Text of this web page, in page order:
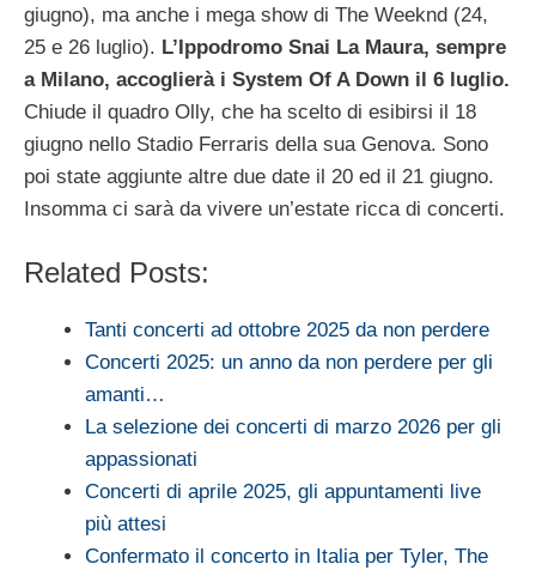
giugno), ma anche i mega show di The Weeknd (24,
25 e 26 luglio). L’Ippodromo Snai La Maura, sempre
a Milano, accoglierà i System Of A Down il 6 luglio.
Chiude il quadro Olly, che ha scelto di esibirsi il 18
giugno nello Stadio Ferraris della sua Genova. Sono
poi state aggiunte altre due date il 20 ed il 21 giugno.
Insomma ci sarà da vivere un’estate ricca di concerti.
Related Posts:
Tanti concerti ad ottobre 2025 da non perdere
Concerti 2025: un anno da non perdere per gli
amanti…
La selezione dei concerti di marzo 2026 per gli
appassionati
Concerti di aprile 2025, gli appuntamenti live
più attesi
Confermato il concerto in Italia per Tyler, The